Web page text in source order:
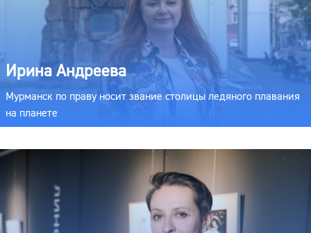
Ирина Андреева
Мурманск по праву носит звание столицы ледяного плавания
на планете